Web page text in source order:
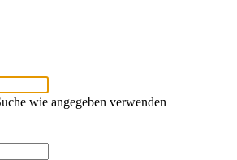
wie angegeben verwenden